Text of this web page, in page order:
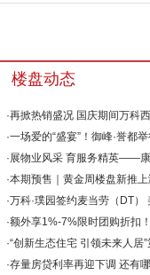
楼盘动态
·再掀热销盛况 国庆期间万科
·一场爱的“盛宴”！御峰·誉都
·展物业风采 育服务精英——
·本期预售｜黄金周楼盘新推
·万科·璞园签约麦当劳（DT）
·额外享1%-7%限时团购折扣
·“创新生态住宅 引领未来人居
·存量房贷利率再迎下调 还有